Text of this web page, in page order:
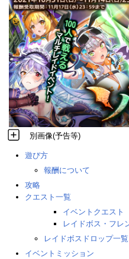
別画像(予告等)
遊び方
報酬について
攻略
クエスト一覧
イベントクエスト
レイドボス・フレ
レイドボスドロップ一覧
イベントミッション